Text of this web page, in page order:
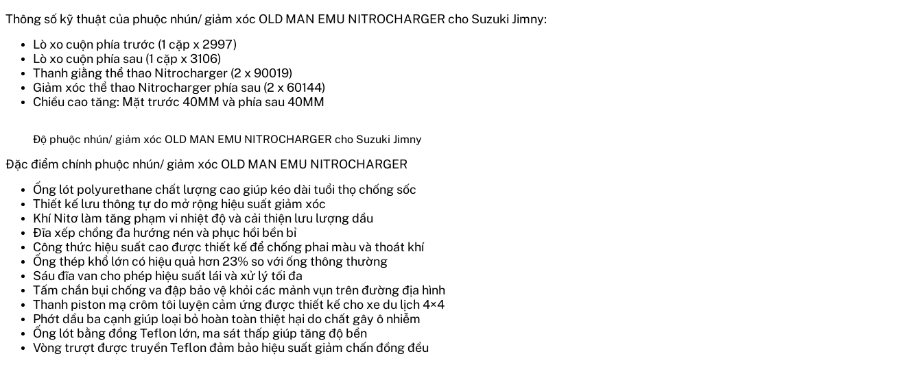
Thông số kỹ thuật của phuộc nhún/ giảm xóc OLD MAN EMU NITROCHARGER cho Suzuki Jimny:
Lò xo cuộn phía trước (1 cặp x 2997)
Lò xo cuộn phía sau (1 cặp x 3106)
Thanh giằng thể thao Nitrocharger (2 x 90019)
Giảm xóc thể thao Nitrocharger phía sau (2 x 60144)
Chiều cao tăng: Mặt trước 40MM và phía sau 40MM
Độ phuộc nhún/ giảm xóc OLD MAN EMU NITROCHARGER cho Suzuki Jimny
Đặc điểm chính phuộc nhún/ giảm xóc OLD MAN EMU NITROCHARGER
Ống lót polyurethane chất lượng cao giúp kéo dài tuổi thọ chống sốc
Thiết kế lưu thông tự do mở rộng hiệu suất giảm xóc
Khí Nitơ làm tăng phạm vi nhiệt độ và cải thiện lưu lượng dầu
Đĩa xếp chồng đa hướng nén và phục hồi bền bỉ
Công thức hiệu suất cao được thiết kế để chống phai màu và thoát khí
Ống thép khổ lớn có hiệu quả hơn 23% so với ống thông thường
Sáu đĩa van cho phép hiệu suất lái và xử lý tối đa
Tấm chắn bụi chống va đập bảo vệ khỏi các mảnh vụn trên đường địa hình
Thanh piston mạ crôm tôi luyện cảm ứng được thiết kế cho xe du lịch 4×4
Phớt dầu ba cạnh giúp loại bỏ hoàn toàn thiệt hại do chất gây ô nhiễm
Ống lót bằng đồng Teflon lớn, ma sát thấp giúp tăng độ bền
Vòng trượt được truyền Teflon đảm bảo hiệu suất giảm chấn đồng đều